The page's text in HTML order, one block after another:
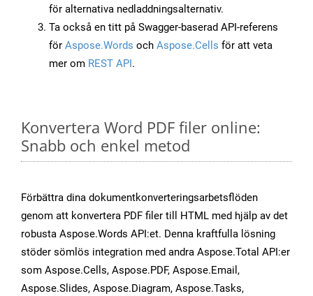
för alternativa nedladdningsalternativ.
Ta också en titt på Swagger-baserad API-referens
för Aspose.Words och Aspose.Cells för att veta
mer om REST API.
Konvertera Word PDF filer online:
Snabb och enkel metod
Förbättra dina dokumentkonverteringsarbetsflöden
genom att konvertera PDF filer till HTML med hjälp av det
robusta Aspose.Words API:et. Denna kraftfulla lösning
stöder sömlös integration med andra Aspose.Total API:er
som Aspose.Cells, Aspose.PDF, Aspose.Email,
Aspose.Slides, Aspose.Diagram, Aspose.Tasks,